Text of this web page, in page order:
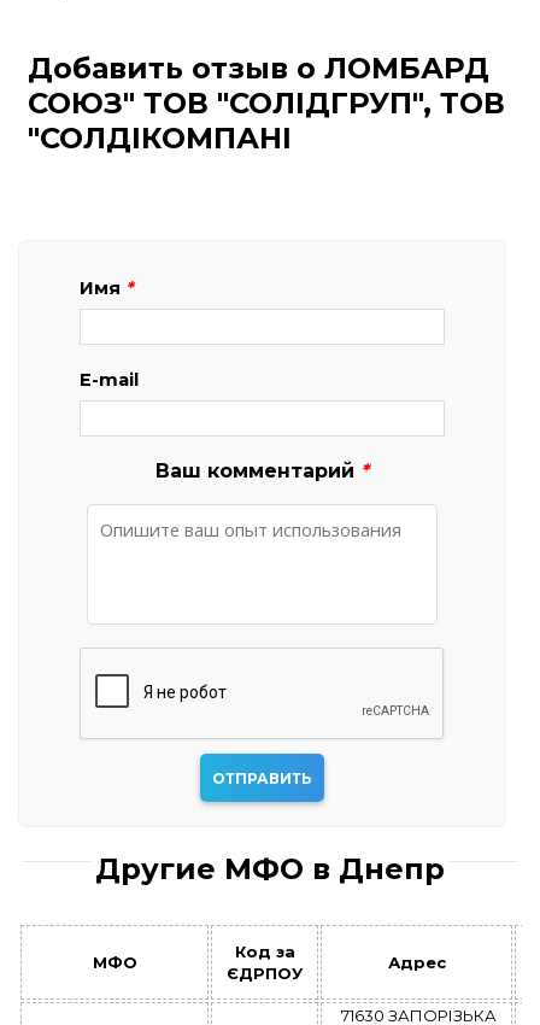
Добавить отзыв о ЛОМБАРД
СОЮЗ" ТОВ "СОЛІДГРУП", ТОВ
"СОЛДІКОМПАНІ
Имя *
E-mail
Ваш комментарий *
Другие МФО в Днепр
МФО
Код за
ЄДРПОУ
Адрес
71630 ЗАПОРІЗЬКА